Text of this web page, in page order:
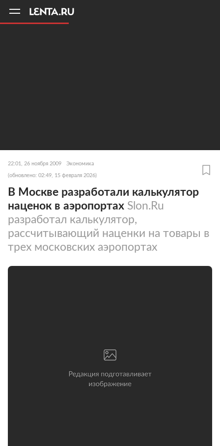
22:01, 26 ноября 2009 Экономика
(обновлено: 02:49, 15 февраля 2026)
В Москве разработали калькулятор
наценок в аэропортах Slon.Ru
разработал калькулятор,
рассчитывающий наценки на товары в
трех московских аэропортах